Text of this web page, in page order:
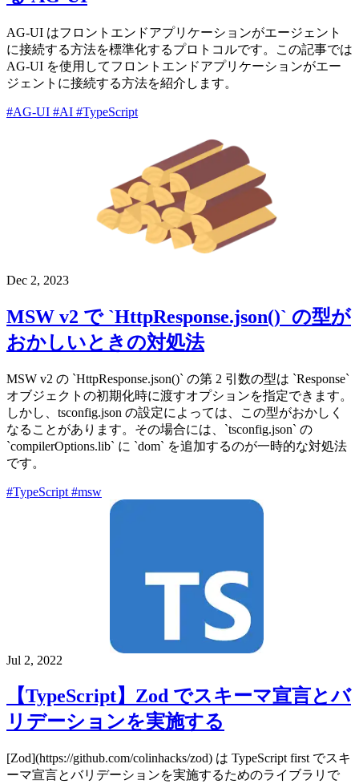
AG-UI はフロントエンドアプリケーションがエージェント
に接続する方法を標準化するプロトコルです。この記事では
AG-UI を使用してフロントエンドアプリケーションがエー
ジェントに接続する方法を紹介します。
#AG-UI #AI #TypeScript
Dec 2, 2023
MSW v2 で `HttpResponse.json()` の型が
おかしいときの対処法
MSW v2 の `HttpResponse.json()` の第 2 引数の型は `Response`
オブジェクトの初期化時に渡すオプションを指定できます。
しかし、tsconfig.json の設定によっては、この型がおかしく
なることがあります。その場合には、`tsconfig.json` の
`compilerOptions.lib` に `dom` を追加するのが一時的な対処法
です。
#TypeScript #msw
Jul 2, 2022
【TypeScript】Zod でスキーマ宣言とバ
リデーションを実施する
[Zod](https://github.com/colinhacks/zod) は TypeScript first でスキ
ーマ宣言とバリデーションを実施するためのライブラリで